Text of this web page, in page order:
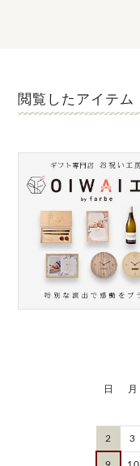
閲覧したアイテム
日 月
2 3